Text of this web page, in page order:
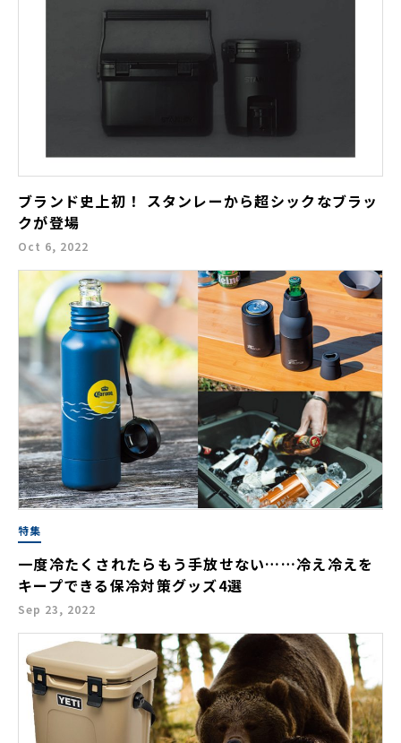
ブランド史上初！ スタンレーから超シックなブラッ
クが登場
Oct 6, 2022
特集
一度冷たくされたらもう手放せない……冷え冷えを
キープできる保冷対策グッズ4選
Sep 23, 2022